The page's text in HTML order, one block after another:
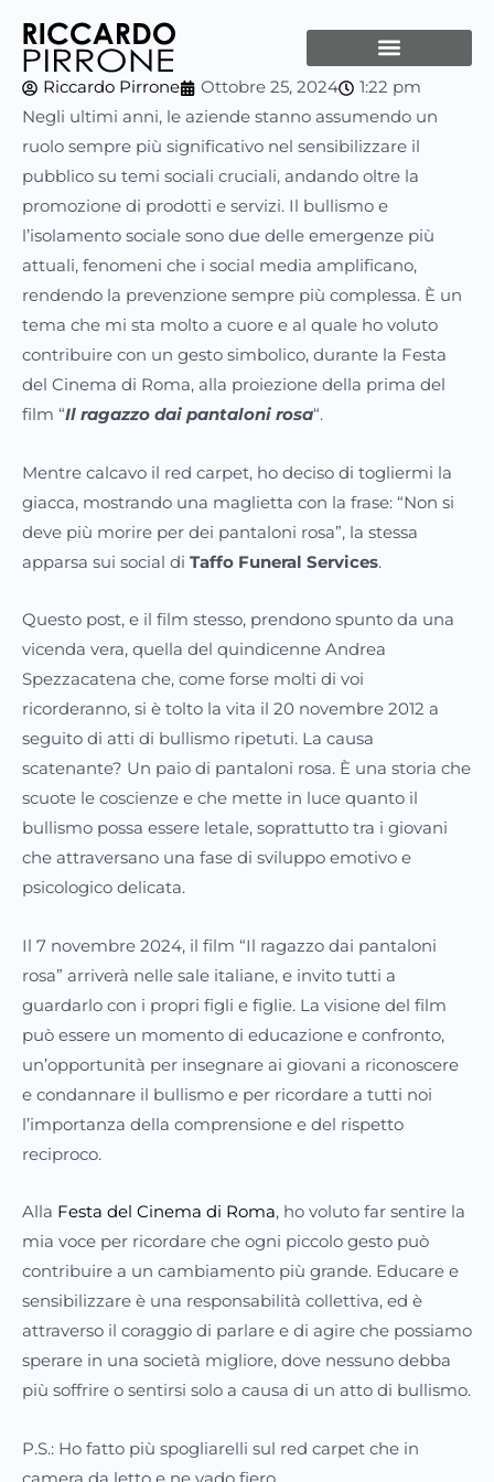
contenuto
Riccardo Pirrone Ottobre 25, 2024
1:22 pm
Negli ultimi anni, le aziende stanno assumendo un
ruolo sempre più significativo nel sensibilizzare il
pubblico su temi sociali cruciali, andando oltre la
promozione di prodotti e servizi. Il bullismo e
l’isolamento sociale sono due delle emergenze più
attuali, fenomeni che i social media amplificano,
rendendo la prevenzione sempre più complessa. È un
tema che mi sta molto a cuore e al quale ho voluto
contribuire con un gesto simbolico, durante la Festa
del Cinema di Roma, alla proiezione della prima del
film “Il ragazzo dai pantaloni rosa“.
Mentre calcavo il red carpet, ho deciso di togliermi la
giacca, mostrando una maglietta con la frase: “Non si
deve più morire per dei pantaloni rosa”, la stessa
apparsa sui social di Taffo Funeral Services.
Questo post, e il film stesso, prendono spunto da una
vicenda vera, quella del quindicenne Andrea
Spezzacatena che, come forse molti di voi
ricorderanno, si è tolto la vita il 20 novembre 2012 a
seguito di atti di bullismo ripetuti. La causa
scatenante? Un paio di pantaloni rosa. È una storia che
scuote le coscienze e che mette in luce quanto il
bullismo possa essere letale, soprattutto tra i giovani
che attraversano una fase di sviluppo emotivo e
psicologico delicata.
Il 7 novembre 2024, il film “Il ragazzo dai pantaloni
rosa” arriverà nelle sale italiane, e invito tutti a
guardarlo con i propri figli e figlie. La visione del film
può essere un momento di educazione e confronto,
un’opportunità per insegnare ai giovani a riconoscere
e condannare il bullismo e per ricordare a tutti noi
l’importanza della comprensione e del rispetto
reciproco.
Alla Festa del Cinema di Roma, ho voluto far sentire la
mia voce per ricordare che ogni piccolo gesto può
contribuire a un cambiamento più grande. Educare e
sensibilizzare è una responsabilità collettiva, ed è
attraverso il coraggio di parlare e di agire che possiamo
sperare in una società migliore, dove nessuno debba
più soffrire o sentirsi solo a causa di un atto di bullismo.
P.S.: Ho fatto più spogliarelli sul red carpet che in